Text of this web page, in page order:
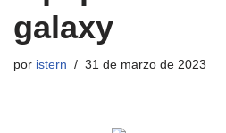
galaxy
por istern 31 de marzo de 2023